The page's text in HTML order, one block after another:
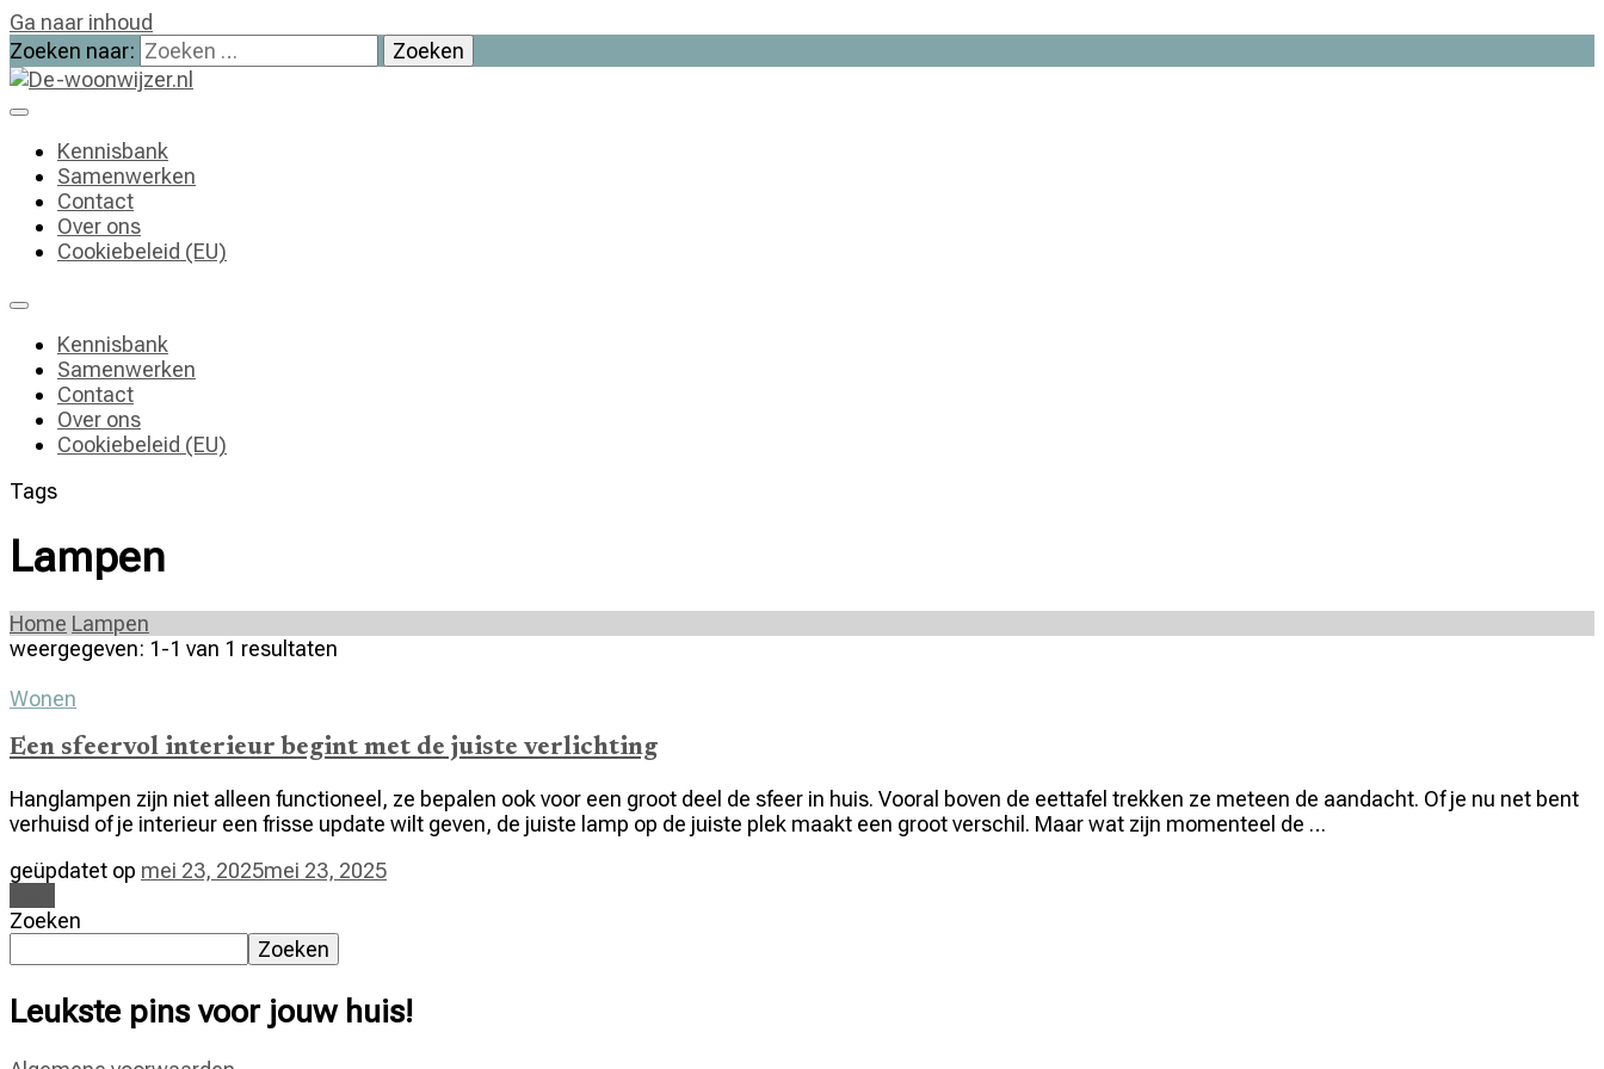
Ga naar inhoud
Zoeken naar:
Kennisbank
Samenwerken
Contact
Over ons
Cookiebeleid (EU)
Kennisbank
Samenwerken
Contact
Over ons
Cookiebeleid (EU)
Tags
Lampen
Home Lampen
weergegeven: 1-1 van 1 resultaten
Wonen
Een sfeervol interieur begint met de juiste verlichting
Hanglampen zijn niet alleen functioneel, ze bepalen ook voor een groot deel de sfeer in huis. Vooral boven de eettafel trekken ze meteen de aandacht. Of je nu net bent
verhuisd of je interieur een frisse update wilt geven, de juiste lamp op de juiste plek maakt een groot verschil. Maar wat zijn momenteel de …
geüpdatet op mei 23, 2025mei 23, 2025
Zoeken
Zoeken
Leukste pins voor jouw huis!